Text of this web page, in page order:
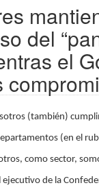
del
el
(también)
(en el
como sector,
de la